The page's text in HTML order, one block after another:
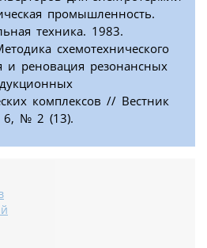
промышленность.
техника. 1983.
схемотехнического
и реновация резонансных
комплексов // Вестник
6, № 2 (13).